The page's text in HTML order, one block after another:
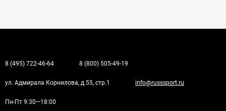
8 (495) 722-46-64 8 (800) 505-49-19
ул. Адмирала Корнилова, д.55, стр.1 info@russsport.ru
Пн-Пт 9:30—18:00